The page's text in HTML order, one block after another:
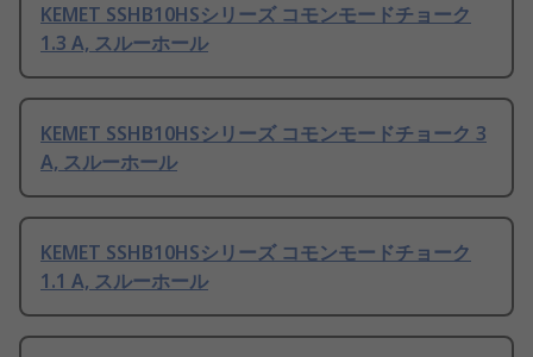
KEMET SSHB10HSシリーズ コモンモードチョーク
1.3 A, スルーホール
KEMET SSHB10HSシリーズ コモンモードチョーク 3
A, スルーホール
KEMET SSHB10HSシリーズ コモンモードチョーク
1.1 A, スルーホール